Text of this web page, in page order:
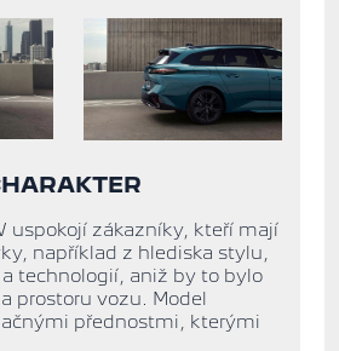
uspokojí zákazníky, kteří mají
například z hlediska stylu,
technologií, aniž by to bylo
prostoru vozu. Model
přednostmi, kterými